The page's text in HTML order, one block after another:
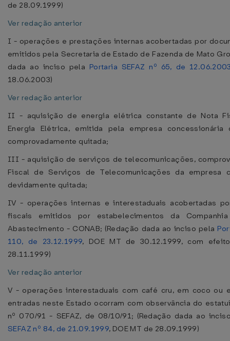
de 28.09.1999)
Ver redação anterior
I - operações e prestações internas acobertadas por
emitidos pela Secretaria de Estado de Fazenda de Mato
dada ao inciso pela Portaria SEFAZ nº 65, de
18.06.2003)
Ver redação anterior
II - aquisição de energia elétrica constante de Nota
Energia Elétrica, emitida pela empresa concessionária
comprovadamente quitada;
III - aquisição de serviços de telecomunicações,
Fiscal de Serviços de Telecomunicações da empresa
devidamente quitada;
IV - operações internas e interestaduais acobertadas
fiscais emitidos por estabelecimentos da
Abastecimento - CONAB; (Redação dada ao inciso pela
110, de 23.12.1999, DOE MT de 30.12.1999, com
28.11.1999)
Ver redação anterior
V - operações interestaduais com café cru, em coco ou
entradas neste Estado ocorram com observância do
nº 070/91 - SEFAZ, de 08/10/91; (Redação dada ao
SEFAZ nº 84, de 21.09.1999, DOE MT de 28.09.1999)